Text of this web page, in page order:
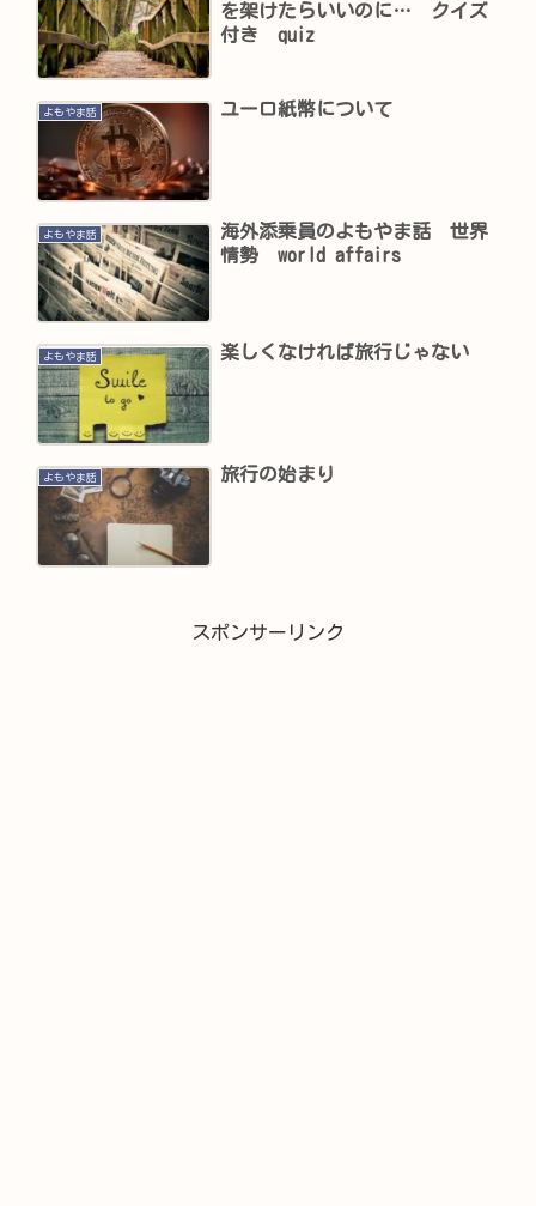
を架けたらいいのに… クイズ
付き quiz
よもやま話 ユーロ紙幣について
よもやま話
海外添乗員のよもやま話 世界
情勢 world affairs
よもやま話 楽しくなければ旅行じゃない
よもやま話 旅行の始まり
スポンサーリンク